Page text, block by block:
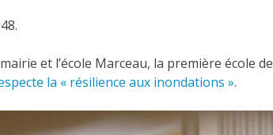
et l’école Marceau, la première école
la « résilience aux inondations ».